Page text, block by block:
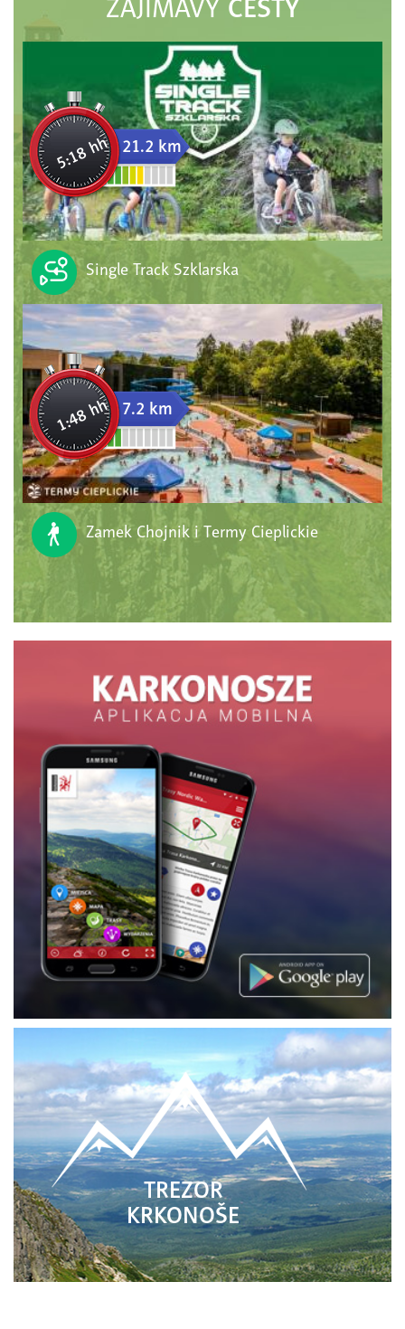
ZAJÍMAVÝ CESTY
5:18 hh 21.2 km
Single Track Szklarska
1:48 hh 7.2 km
Zamek Chojnik i Termy Cieplickie
TREZOR
KRKONOŠE